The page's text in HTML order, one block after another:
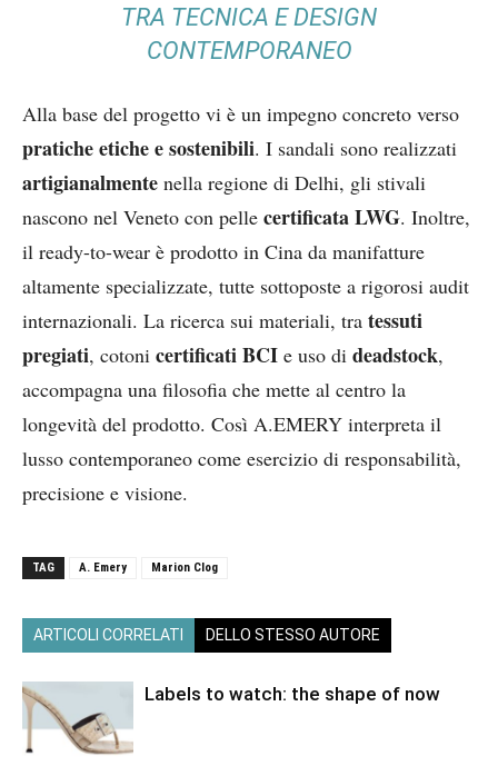
TRA TECNICA E DESIGN
CONTEMPORANEO
Alla base del progetto vi è un impegno concreto verso
pratiche etiche e sostenibili. I sandali sono realizzati
artigianalmente nella regione di Delhi, gli stivali
nascono nel Veneto con pelle certificata LWG. Inoltre,
il ready-to-wear è prodotto in Cina da manifatture
altamente specializzate, tutte sottoposte a rigorosi audit
internazionali. La ricerca sui materiali, tra tessuti
pregiati, cotoni certificati BCI e uso di deadstock,
accompagna una filosofia che mette al centro la
longevità del prodotto. Così A.EMERY interpreta il
lusso contemporaneo come esercizio di responsabilità,
precisione e visione.
TAG A. Emery Marion Clog
ARTICOLI CORRELATI DELLO STESSO AUTORE
Labels to watch: the shape of now